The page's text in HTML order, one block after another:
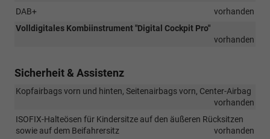
DAB+
vorhanden
Volldigitales Kombiinstrument "Digital Cockpit Pro"
vorhanden
Sicherheit & Assistenz
Kopfairbags vorn und hinten, Seitenairbags vorn, Center-Airbag
vorhanden
ISOFIX-Halteösen für Kindersitze auf den äußeren Rücksitzen
sowie auf dem Beifahrersitz
vorhanden